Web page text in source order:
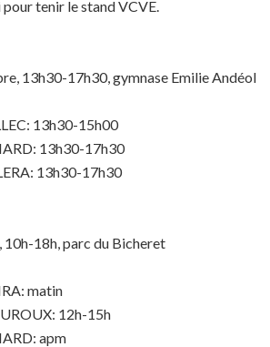
pour tenir le stand VCVE.
13h30-17h30, gymnase Emilie Andéol
13h30-15h00
13h30-17h30
13h30-17h30
10h-18h, parc du Bicheret
matin
12h-15h
apm